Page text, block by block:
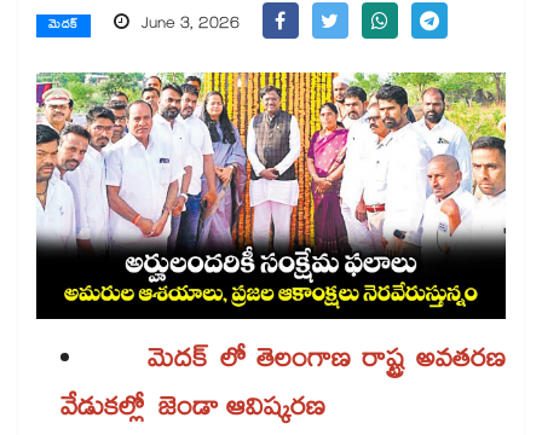
మెదక్ June 3, 2026
మెదక్ లో తెలంగాణ రాష్ట్ర అవతరణ
వేడుకల్లో జెండా ఆవిష్కరణ